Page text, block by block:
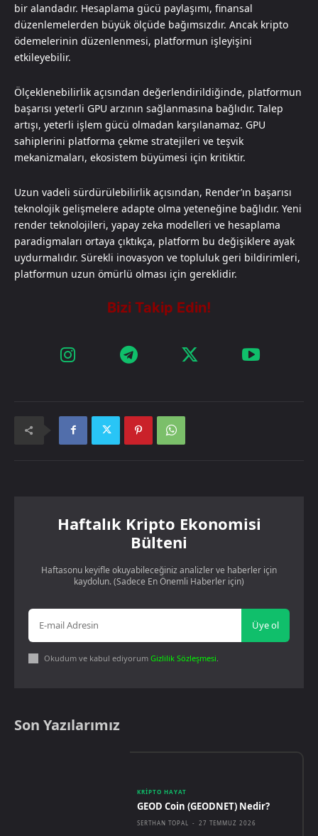
bir alandadır. Hesaplama gücü paylaşımı, finansal
düzenlemelerden büyük ölçüde bağımsızdır. Ancak kripto
ödemelerinin düzenlenmesi, platformun işleyişini
etkileyebilir.
Ölçeklenebilirlik açısından değerlendirildiğinde, platformun
başarısı yeterli GPU arzının sağlanmasına bağlıdır. Talep
artışı, yeterli işlem gücü olmadan karşılanamaz. GPU
sahiplerini platforma çekme stratejileri ve teşvik
mekanizmaları, ekosistem büyümesi için kritiktir.
Uzun vadeli sürdürülebilirlik açısından, Render’ın başarısı
teknolojik gelişmelere adapte olma yeteneğine bağlıdır. Yeni
render teknolojileri, yapay zeka modelleri ve hesaplama
paradigmaları ortaya çıktıkça, platform bu değişiklere ayak
uydurmalıdır. Sürekli inovasyon ve topluluk geri bildirimleri,
platformun uzun ömürlü olması için gereklidir.
Haftalık Kripto Ekonomisi
Bülteni
Haftasonu keyifle okuyabileceğiniz analizler ve haberler için
kaydolun. (Sadece En Önemli Haberler için)
Üye ol
Okudum ve kabul ediyorum Gizlilik Sözleşmesi
Son Yazılarımız
KRIPTO HAYAT
GEOD Coin (GEODNET) Nedir?
SERTHAN TOPAL - 27 TEMMUZ 2026